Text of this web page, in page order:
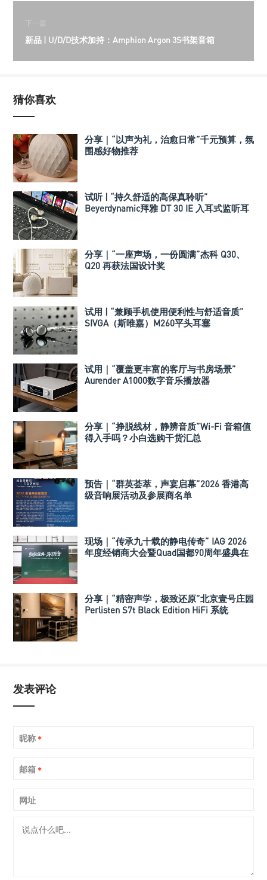
下一篇
新品 | U/D/D技术加持：Amphion Argon 3S书架音箱
猜你喜欢
分享｜“以声为礼，治愈日常”千元预算，氛
围感好物推荐
试听 | “持久舒适的高保真聆听”
Beyerdynamic拜雅 DT 30 IE 入耳式监听耳
分享｜“一座声场，一份圆满”杰科 Q30、
Q20 再获法国设计奖
试用 | “兼顾手机使用便利性与舒适音质”
SIVGA（斯唯嘉）M260平头耳塞
试用｜“覆盖更丰富的客厅与书房场景”
Aurender A1000数字音乐播放器
分享｜“挣脱线材，静辨音质”Wi-Fi 音箱值
得入手吗？小白选购干货汇总
预告｜“群英荟萃，声宴启幕”2026 香港高
级音响展活动及参展商名单
现场｜“传承九十载的静电传奇” IAG 2026
年度经销商大会暨Quad国都90周年盛典在
分享｜“精密声学，极致还原”北京壹号庄园
Perlisten S7t Black Edition HiFi 系统
发表评论
昵称 *
邮箱 *
网址